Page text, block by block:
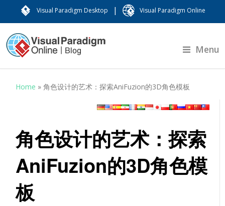
Visual Paradigm Desktop | Visual Paradigm Online
Menu
Home »角色设计的艺术：探索AniFuzion的3D角色模板
角色设计的艺术：探索
AniFuzion的3D角色模
板